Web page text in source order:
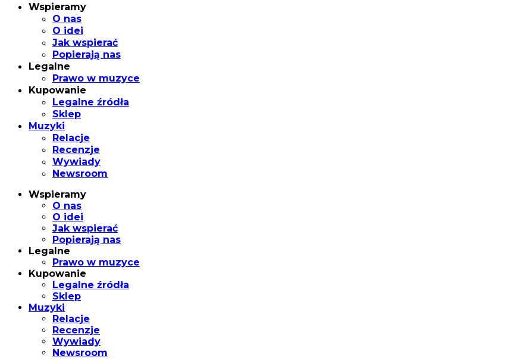
Wspieramy
O nas
O idei
Jak wspierać
Popierają nas
Legalne
Prawo w muzyce
Kupowanie
Legalne źródła
Sklep
Muzyki
Relacje
Recenzje
Wywiady
Newsroom
Wspieramy
O nas
O idei
Jak wspierać
Popierają nas
Legalne
Prawo w muzyce
Kupowanie
Legalne źródła
Sklep
Muzyki
Relacje
Recenzje
Wywiady
Newsroom